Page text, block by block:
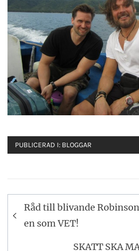
PUBLICERAD I: BLOGGAR
Inläggsnavigering
Råd till blivande
en som VET!
SKATT SKA